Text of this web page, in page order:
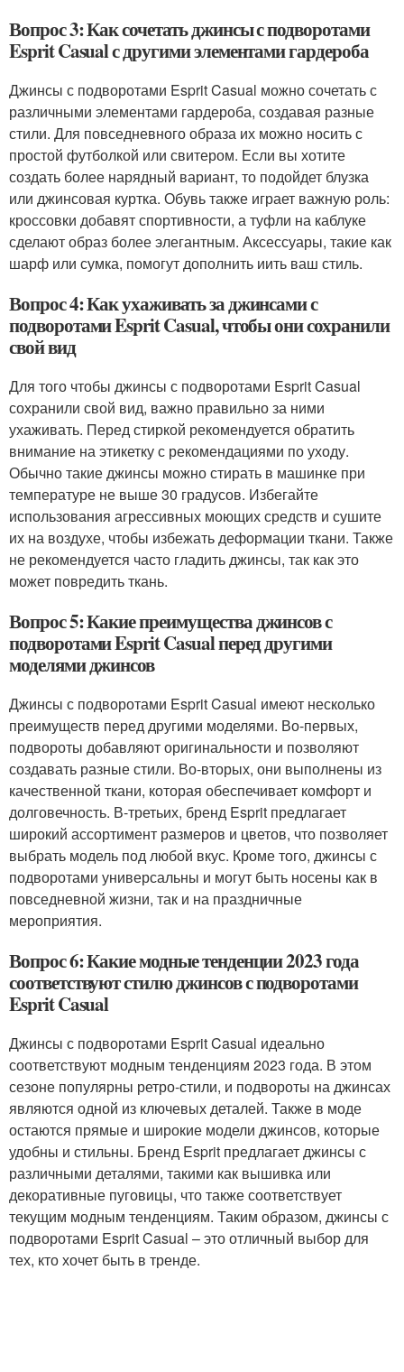
Вопрос 3: Как сочетать джинсы с подворотами
Esprit Casual с другими элементами гардероба
Джинсы с подворотами Esprit Casual можно сочетать с
различными элементами гардероба, создавая разные
стили. Для повседневного образа их можно носить с
простой футболкой или свитером. Если вы хотите
создать более нарядный вариант, то подойдет блузка
или джинсовая куртка. Обувь также играет важную роль:
кроссовки добавят спортивности, а туфли на каблуке
сделают образ более элегантным. Аксессуары, такие как
шарф или сумка, помогут дополнить иить ваш стиль.
Вопрос 4: Как ухаживать за джинсами с
подворотами Esprit Casual, чтобы они сохранили
свой вид
Для того чтобы джинсы с подворотами Esprit Casual
сохранили свой вид, важно правильно за ними
ухаживать. Перед стиркой рекомендуется обратить
внимание на этикетку с рекомендациями по уходу.
Обычно такие джинсы можно стирать в машинке при
температуре не выше 30 градусов. Избегайте
использования агрессивных моющих средств и сушите
их на воздухе, чтобы избежать деформации ткани. Также
не рекомендуется часто гладить джинсы, так как это
может повредить ткань.
Вопрос 5: Какие преимущества джинсов с
подворотами Esprit Casual перед другими
моделями джинсов
Джинсы с подворотами Esprit Casual имеют несколько
преимуществ перед другими моделями. Во-первых,
подвороты добавляют оригинальности и позволяют
создавать разные стили. Во-вторых, они выполнены из
качественной ткани, которая обеспечивает комфорт и
долговечность. В-третьих, бренд Esprit предлагает
широкий ассортимент размеров и цветов, что позволяет
выбрать модель под любой вкус. Кроме того, джинсы с
подворотами универсальны и могут быть носены как в
повседневной жизни, так и на праздничные
мероприятия.
Вопрос 6: Какие модные тенденции 2023 года
соответствуют стилю джинсов с подворотами
Esprit Casual
Джинсы с подворотами Esprit Casual идеально
соответствуют модным тенденциям 2023 года. В этом
сезоне популярны ретро-стили, и подвороты на джинсах
являются одной из ключевых деталей. Также в моде
остаются прямые и широкие модели джинсов, которые
удобны и стильны. Бренд Esprit предлагает джинсы с
различными деталями, такими как вышивка или
декоративные пуговицы, что также соответствует
текущим модным тенденциям. Таким образом, джинсы с
подворотами Esprit Casual – это отличный выбор для
тех, кто хочет быть в тренде.